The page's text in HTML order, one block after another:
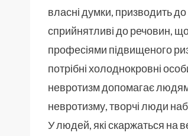
власні думки, призводить
сприйнятливі до речовин,
професіями підвищеного
потрібні холоднокровні
невротизм допомагає
невротизму, творчі люди
У людей, які скаржаться на